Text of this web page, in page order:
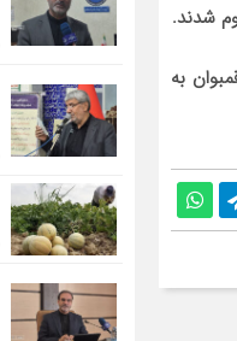
شدند.
قمبوان به